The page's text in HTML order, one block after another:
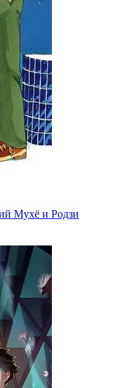
Мухё и Родзи